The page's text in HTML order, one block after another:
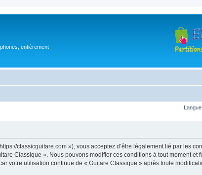
entièrement
Langue
classicguitare.com »), vous acceptez d’être légalement lié par les
Classique ». Nous pouvons modifier ces conditions à tout moment et
votre utilisation continue de « Guitare Classique » après toute